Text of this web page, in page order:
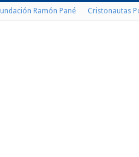
Ramón Pané Cristonautas